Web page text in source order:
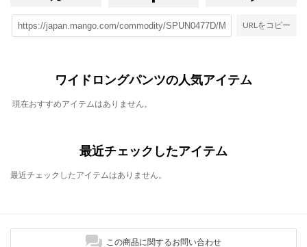
URLをコピー
ワイドロングパンツの人気アイテム
現在おすすめアイテムはありません。
最近チェックしたアイテム
最近チェックしたアイテムはありません。
この商品に関するお問い合わせ